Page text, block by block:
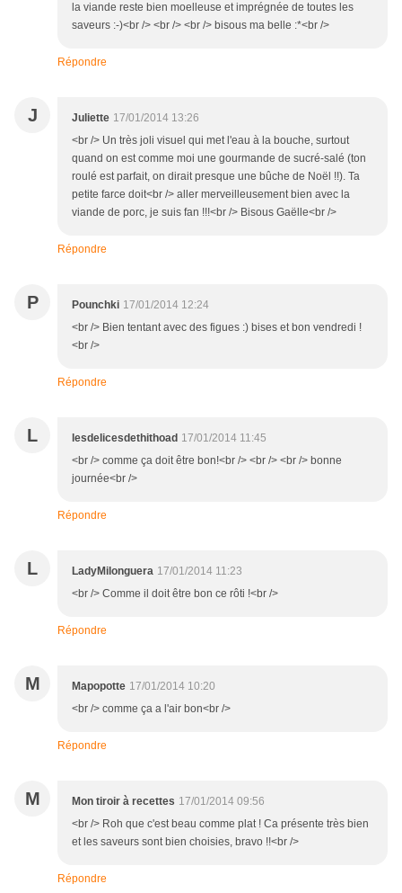
la viande reste bien moelleuse et imprégnée de toutes les
saveurs :-)<br /> <br /> <br /> bisous ma belle :*<br />
Répondre
J Juliette 17/01/2014 13:26
<br /> Un très joli visuel qui met l'eau à la bouche, surtout
quand on est comme moi une gourmande de sucré-salé (ton
roulé est parfait, on dirait presque une bûche de Noël !!). Ta
petite farce doit<br /> aller merveilleusement bien avec la
viande de porc, je suis fan !!!<br /> Bisous Gaëlle<br />
Répondre
P Pounchki 17/01/2014 12:24
<br /> Bien tentant avec des figues :) bises et bon vendredi !
<br />
Répondre
L lesdelicesdethithoad 17/01/2014 11:45
<br /> comme ça doit être bon!<br /> <br /> <br /> bonne
journée<br />
Répondre
L LadyMilonguera 17/01/2014 11:23
<br /> Comme il doit être bon ce rôti !<br />
Répondre
M Mapopotte 17/01/2014 10:20
<br /> comme ça a l'air bon<br />
Répondre
M Mon tiroir à recettes 17/01/2014 09:56
<br /> Roh que c'est beau comme plat ! Ca présente très bien
et les saveurs sont bien choisies, bravo !!<br />
Répondre